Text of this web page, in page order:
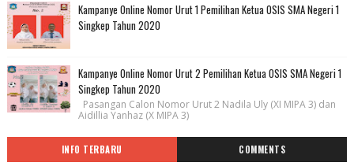
Kampanye Online Nomor Urut 1 Pemilihan Ketua OSIS SMA Negeri 1
Singkep Tahun 2020
Kampanye Online Nomor Urut 2 Pemilihan Ketua OSIS SMA Negeri 1
Singkep Tahun 2020
Pasangan Calon Nomor Urut 2 Nadila Uly (XI MIPA 3) dan
Aidillia Yanhaz (X MIPA 3)
INFO TERBARU COMMENTS